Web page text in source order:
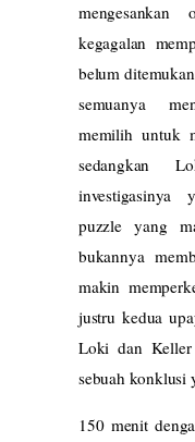
kegagalan
belum
semuanya
memilih untuk
sedangkan
investigasinya
puzzle yang
bukannya
makin
justru kedua
Loki dan Keller
sebuah konklusi
150 menit